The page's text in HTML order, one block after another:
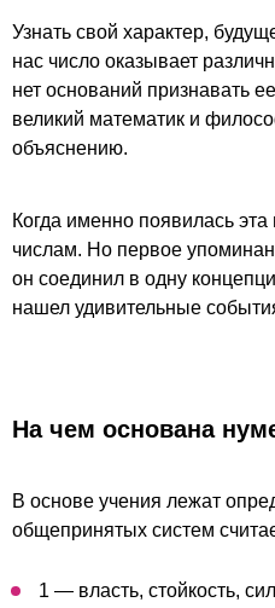
Узнать свой характер,
нас число оказывает
нет оснований признавать
великий математик и
объяснению.
Когда именно появилась
числам. Но первое
он соединил в одну
нашел удивительные
На чем основана
В основе учения лежат
общепринятых систем
1 — власть, стойкость,